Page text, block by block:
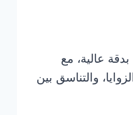
عالية، مع
والتناسق بين